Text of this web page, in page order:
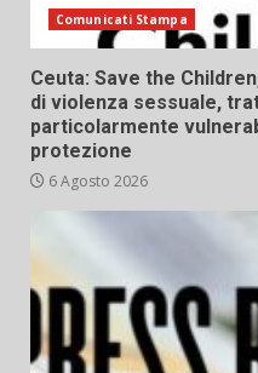
Comunicati Stampa
Ceuta: Save the
di violenza sessuale,
particolarmente
protezione
6 Agosto 2026